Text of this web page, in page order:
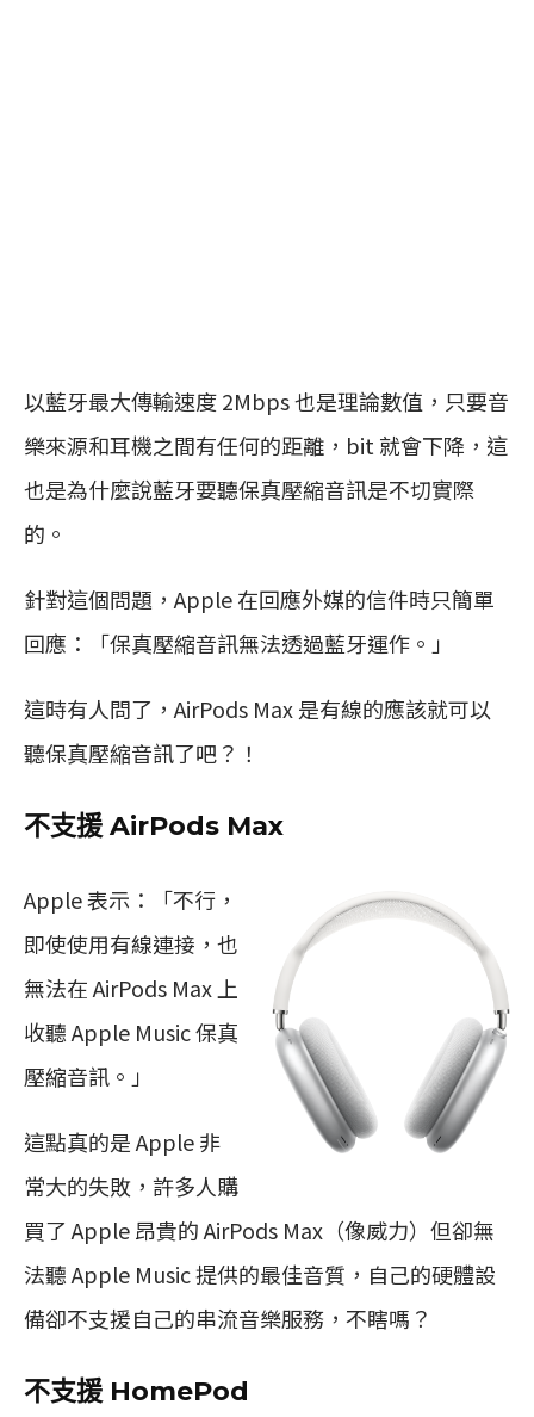
以藍牙最大傳輸速度 2Mbps 也是理論數值，只要音
樂來源和耳機之間有任何的距離，bit 就會下降，這
也是為什麼說藍牙要聽保真壓縮音訊是不切實際
的。
針對這個問題，Apple 在回應外媒的信件時只簡單
回應：「保真壓縮音訊無法透過藍牙運作。」
這時有人問了，AirPods Max 是有線的應該就可以
聽保真壓縮音訊了吧？！
不支援 AirPods Max
Apple 表示：「不行，
即使使用有線連接，也
無法在 AirPods Max 上
收聽 Apple Music 保真
壓縮音訊。」
這點真的是 Apple 非
常大的失敗，許多人購
買了 Apple 昂貴的 AirPods Max（像威力）但卻無
法聽 Apple Music 提供的最佳音質，自己的硬體設
備卻不支援自己的串流音樂服務，不瞎嗎？
不支援 HomePod